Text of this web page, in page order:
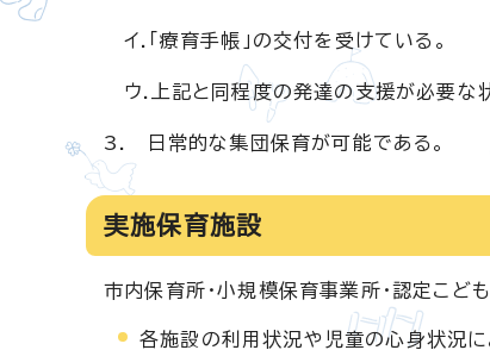
イ.「療育手帳」の交付を受けている。
ウ.上記と同程度の発達の支援が必要な
3. 日常的な集団保育が可能である。
実施保育施設
市内保育所・小規模保育事業所・認定こど
各施設の利用状況や児童の心身状況に